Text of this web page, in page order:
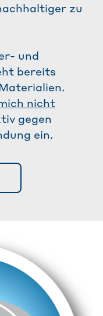
zu
und
bereits
nicht
gegen
ein.